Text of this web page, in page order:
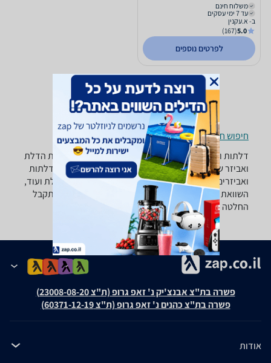
משלוח חינם
עד 7 ימי עסקים
ב- א.עקנין
5.0
(167)
לפרטים נוספים
חיפוש חנויות דלתות ואביזרים לפי עיר
דלתות ואביזרים - ‏מצלמת עינית ‏דיגיטלי רוצה למצוא את הדלת
ואביזר שאתה צריך? רק בזאפ תמצא מאות ביקורות על דלתות
ואביזרים מערכת סינון מתקדמת לפי סוג המוצר , סוג דלת ועוד,
השוואת מחירים ביותר מאלף חנויות לבית לגן ולמשרד ותקבל
החלטה חכמה!
פשרה בת"צ אבנצ'יק נ' זאפ גרופ (ת"צ 23008-08-20)
פשרה בת"צ כהנים נ' זאפ גרופ (ת"צ 60371-12-19)
אודות